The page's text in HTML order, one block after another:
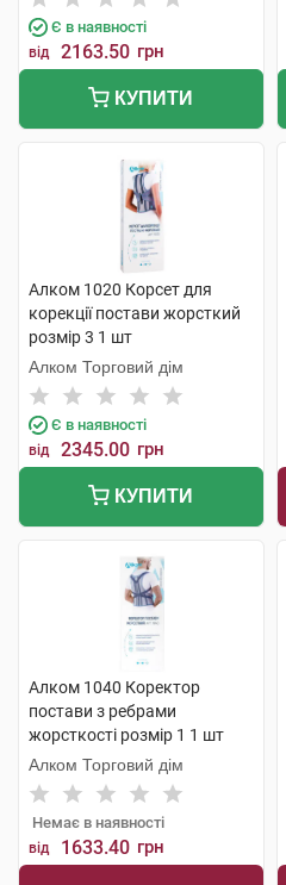
Є в наявності
від 2163.50 грн
КУПИТИ
Алком 1020 Корсет для
корекції постави жорсткий
розмір 3 1 шт
Алком Торговий дім
Є в наявності
від 2345.00 грн
КУПИТИ
Алком 1040 Коректор
постави з ребрами
жорсткості розмір 1 1 шт
Алком Торговий дім
Немає в наявності
від 1633.40 грн